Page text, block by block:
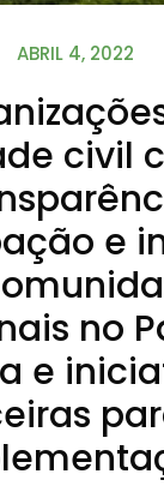
ABRIL 4, 2022
civil
e
no
e